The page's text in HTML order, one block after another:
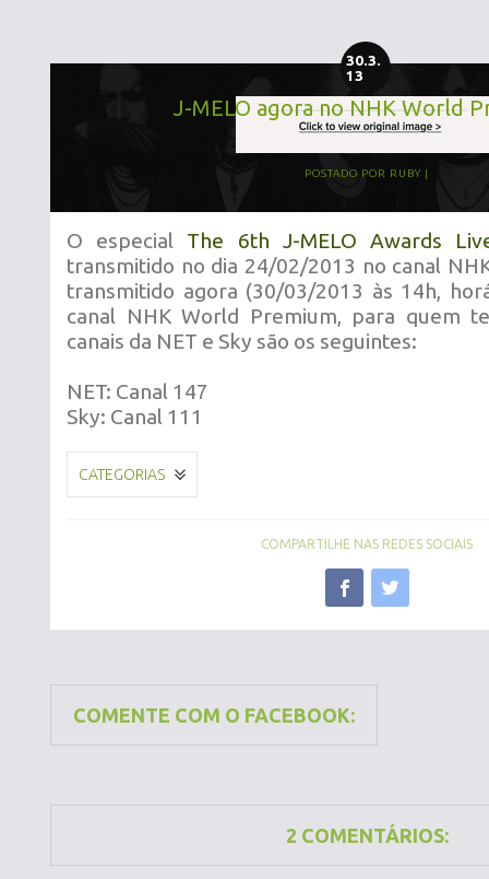
30.3.
13
J-MELO agora no NHK World
POSTADO POR RUBY
O especial The 6th J-MELO Awards
transmitido no dia 24/02/2013 no canal
transmitido agora (30/03/2013 às 14h,
canal NHK World Premium, para quem
canais da NET e Sky são os seguintes:
NET: Canal 147
Sky: Canal 111
CATEGORIAS
COMPARTILHE NAS REDES SOCIAIS
COMENTE COM O FACEBOOK:
2 COMENTÁRIOS: